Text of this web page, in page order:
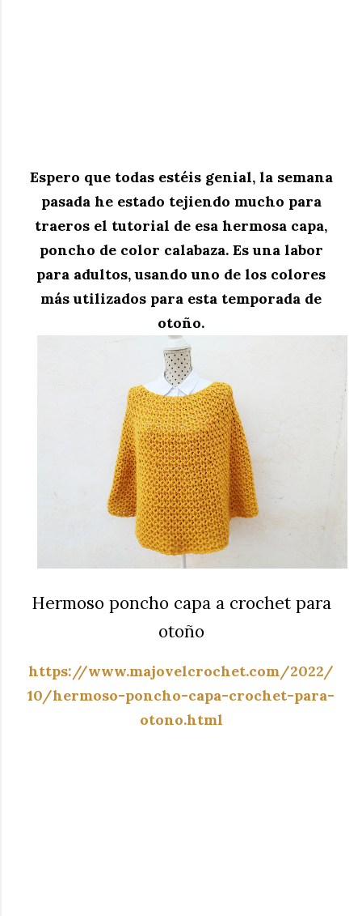
Espero que todas estéis genial, la semana
pasada he estado tejiendo mucho para
traeros el tutorial de esa hermosa capa,
poncho de color calabaza. Es una labor
para adultos, usando uno de los colores
más utilizados para esta temporada de
otoño.
Hermoso poncho capa a crochet para
otoño
https://www.majovelcrochet.com/2022/
10/hermoso-poncho-capa-crochet-para-
otono.html